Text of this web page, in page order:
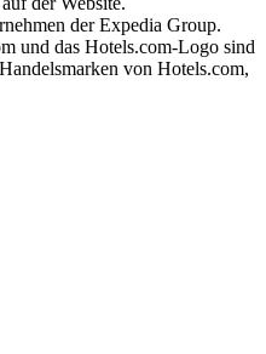
der Expedia Group.
und das Hotels.com-Logo sind
von Hotels.com,